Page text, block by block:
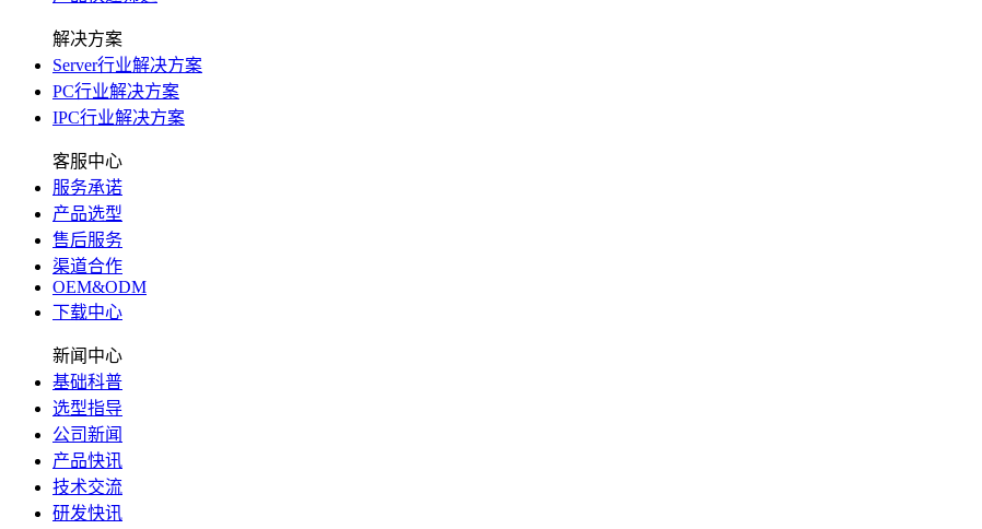
解决方案
Server行业解决方案
PC行业解决方案
IPC行业解决方案
客服中心
服务承诺
产品选型
售后服务
渠道合作
OEM&ODM
下载中心
新闻中心
基础科普
选型指导
公司新闻
产品快讯
技术交流
研发快讯